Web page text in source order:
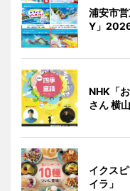
浦安市
Y」
NHK「
さん 横
イクス
イラ」